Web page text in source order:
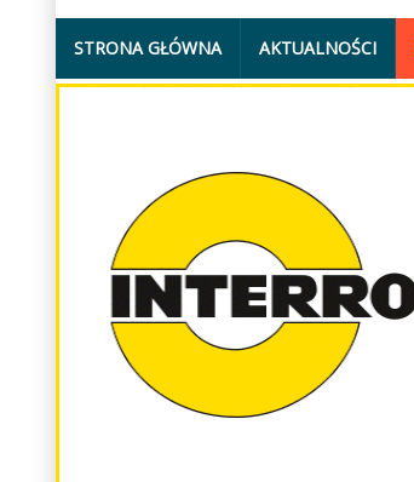
STRONA GŁÓWNA AKTUALNOŚCI